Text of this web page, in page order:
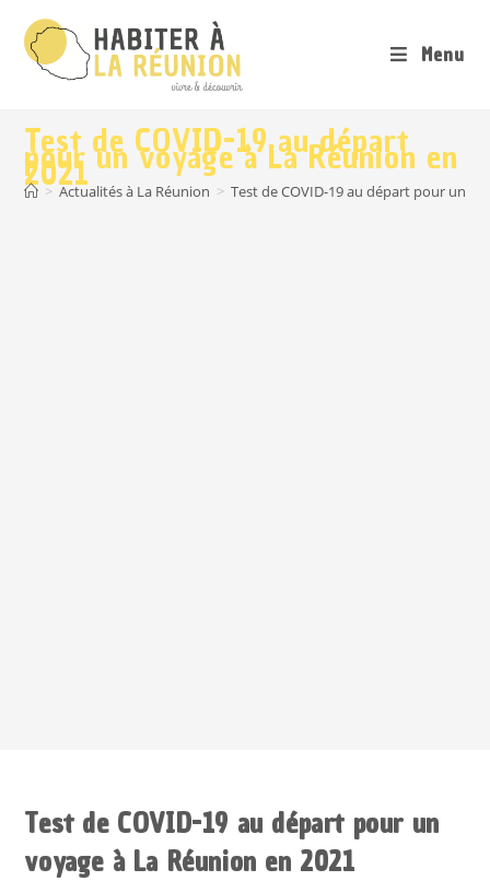
Menu
Test de COVID-19 au départ
pour un voyage à La Réunion en
2021
> Actualités à La Réunion > Test de COVID-19 au départ pour un
Test de COVID-19 au départ pour un
voyage à La Réunion en 2021